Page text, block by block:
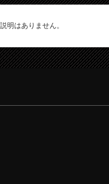
明はありません。